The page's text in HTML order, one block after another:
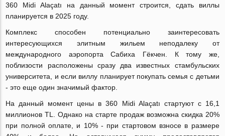
360 Midi Alaçatı на данный момент строится, сдать виллы
планируется в 2025 году.
Комплекс способен потенциально заинтересовать
интересующихся элитным жильем неподалеку от
международного аэропорта Сабиха Гёкчен. К тому же,
поблизости расположены сразу два известных стамбульских
университета, и если виллу планирует покупать семья с детьми
- это еще один значимый фактор.
На данный момент цены в 360 Midi Alaçatı стартуют с 16,1
миллионов TL. Однако на старте продаж возможна скидка 20%
при полной оплате, и 10% - при стартовом взносе в размере